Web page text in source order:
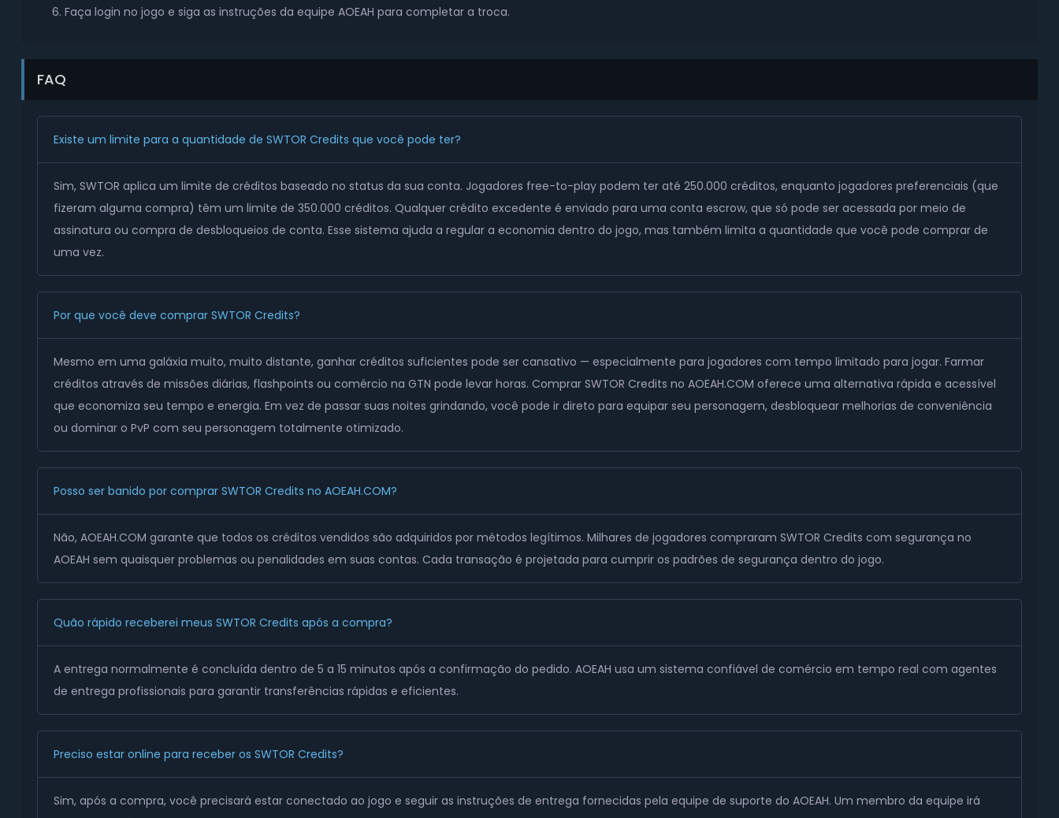
Faça login no jogo e siga as instruções da equipe AOEAH para completar a troca.
FAQ
Existe um limite para a quantidade de SWTOR Credits que você pode ter?
Sim, SWTOR aplica um limite de créditos baseado no status da sua conta. Jogadores free-to-play podem ter até 250.000 créditos, enquanto jogadores preferenciais (que
fizeram alguma compra) têm um limite de 350.000 créditos. Qualquer crédito excedente é enviado para uma conta escrow, que só pode ser acessada por meio de
assinatura ou compra de desbloqueios de conta. Esse sistema ajuda a regular a economia dentro do jogo, mas também limita a quantidade que você pode comprar de
uma vez.
Por que você deve comprar SWTOR Credits?
Mesmo em uma galáxia muito, muito distante, ganhar créditos suficientes pode ser cansativo — especialmente para jogadores com tempo limitado para jogar. Farmar
créditos através de missões diárias, flashpoints ou comércio na GTN pode levar horas. Comprar SWTOR Credits no AOEAH.COM oferece uma alternativa rápida e acessível
que economiza seu tempo e energia. Em vez de passar suas noites grindando, você pode ir direto para equipar seu personagem, desbloquear melhorias de conveniência
ou dominar o PvP com seu personagem totalmente otimizado.
Posso ser banido por comprar SWTOR Credits no AOEAH.COM?
Não, AOEAH.COM garante que todos os créditos vendidos são adquiridos por métodos legítimos. Milhares de jogadores compraram SWTOR Credits com segurança no
AOEAH sem quaisquer problemas ou penalidades em suas contas. Cada transação é projetada para cumprir os padrões de segurança dentro do jogo.
Quão rápido receberei meus SWTOR Credits após a compra?
A entrega normalmente é concluída dentro de 5 a 15 minutos após a confirmação do pedido. AOEAH usa um sistema confiável de comércio em tempo real com agentes
de entrega profissionais para garantir transferências rápidas e eficientes.
Preciso estar online para receber os SWTOR Credits?
Sim, após a compra, você precisará estar conectado ao jogo e seguir as instruções de entrega fornecidas pela equipe de suporte do AOEAH. Um membro da equipe irá